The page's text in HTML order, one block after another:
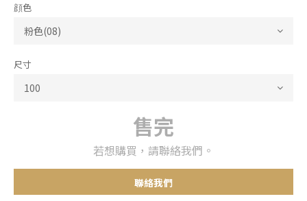
顔色
尺寸
售完
若想購買，請聯絡我們。
聯絡我們